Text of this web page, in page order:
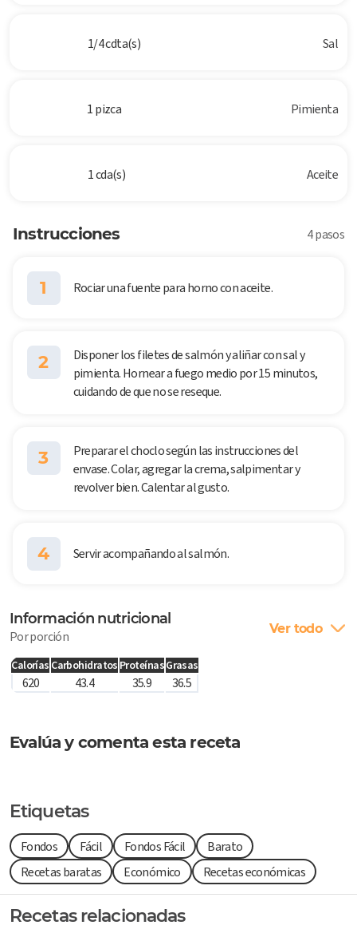
1/4 cdta(s) Sal
1 pizca Pimienta
1 cda(s) Aceite
Instrucciones 4 pasos
1 Rociar una fuente para horno con aceite.
2
Disponer los filetes de salmón y aliñar con sal y
pimienta. Hornear a fuego medio por 15 minutos,
cuidando de que no se reseque.
3
Preparar el choclo según las instrucciones del
envase. Colar, agregar la crema, salpimentar y
revolver bien. Calentar al gusto.
4 Servir acompañando al salmón.
Información nutricional
Por porción Ver todo
Calorías Carbohidratos ProteínasGrasas
620 43.4 35.9 36.5
Evalúa y comenta esta receta
Etiquetas
Fondos Fácil Fondos Fácil
Barato
Recetas baratas
Económico Recetas económicas
Recetas relacionadas